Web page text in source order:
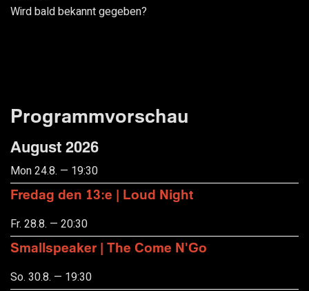
Wird bald bekannt gegeben?
Programmvorschau
August 2026
Mon 24.8. — 19:30
Fredag den 13:e | Loud Night
Fr. 28.8. — 20:30
Smallspeaker | The Come N'Go
So. 30.8. — 19:30